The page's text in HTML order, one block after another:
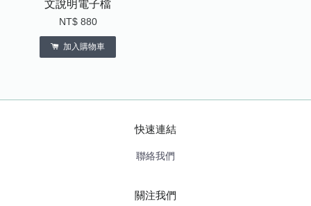
文說明電子檔
NT$ 880
加入購物車
快速連結
聯絡我們
關注我們